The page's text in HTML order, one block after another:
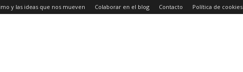
y las ideas que nos mueven Colaborar en el blog Contacto Política de cookies